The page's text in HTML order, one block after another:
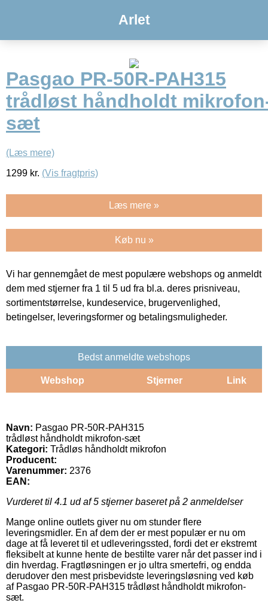
Arlet
Pasgao PR-50R-PAH315
trådløst håndholdt
sæt
(Læs mere)
1299 kr. (Vis fragtpris)
Læs mere »
Køb nu »
Vi har gennemgået de mest populære webshops og anmeldt
dem med stjerner fra 1 til 5 ud fra bl.a. deres prisniveau,
sortimentstørrelse, kundeservice, brugervenlighed,
betingelser, leveringsformer og betalingsmuligheder.
Bedst anmeldte webshops
Webshop Stjerner Link
Navn: Pasgao PR-50R-PAH315
trådløst håndholdt mikrofon-sæt
Kategori: Trådløs håndholdt mikrofon
Producent:
Varenummer: 2376
EAN:
Vurderet til 4.1 ud af 5 stjerner baseret på 2 anmeldelser
Mange online outlets giver nu om stunder flere
leveringsmidler. En af dem der er mest populær er nu om
dage at få leveret til et udleveringssted, fordi det er ekstremt
fleksibelt at kunne hente de bestilte varer når det passer ind i
din hverdag. Fragtløsningen er jo ultra smertefri, og endda
derudover den mest prisbevidste leveringsløsning ved køb
af Pasgao PR-50R-PAH315 trådløst håndholdt mikrofon-
sæt.